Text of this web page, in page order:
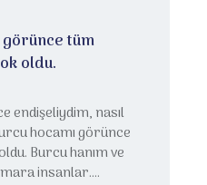
görünce tüm
oldu.
endişeliydim, nasıl
hocamı görünce
Burcu hanım ve
insanlar....